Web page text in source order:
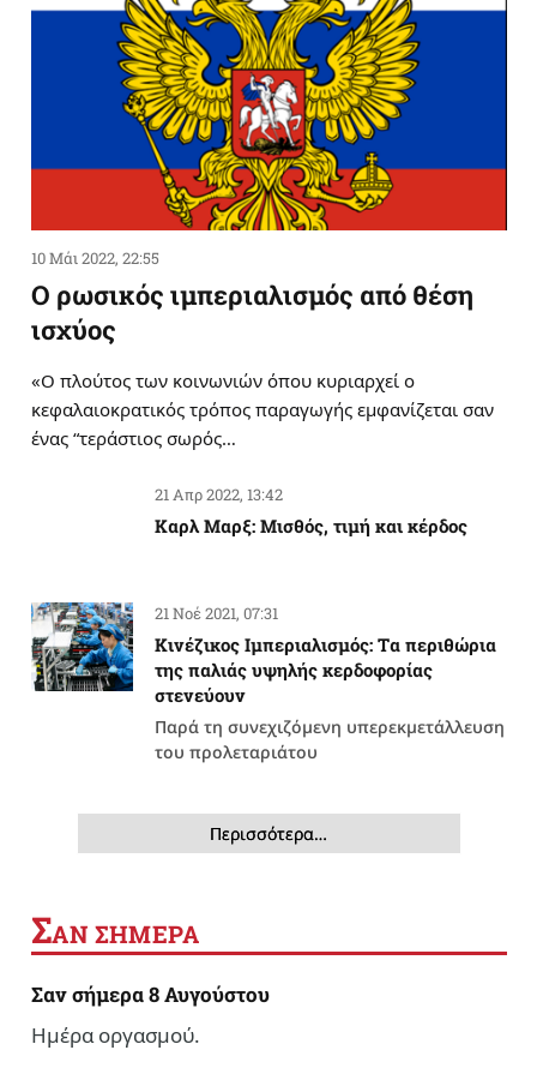
10 Μάι 2022, 22:55
Ο ρωσικός ιμπεριαλισμός από θέση
ισχύος
«Ο πλούτος των κοινωνιών όπου κυριαρχεί ο
κεφαλαιοκρατικός τρόπος παραγωγής εμφανίζεται σαν
ένας “τεράστιος σωρός…
21 Απρ 2022, 13:42
Καρλ Μαρξ: Μισθός, τιμή και κέρδος
21 Νοέ 2021, 07:31
Κινέζικος Ιμπεριαλισμός: Tα περιθώρια
της παλιάς υψηλής κερδοφορίας
στενεύουν
Παρά τη συνεχιζόμενη υπερεκμετάλλευση
του προλεταριάτου
Περισσότερα…
ΣΑΝ ΣΗΜΕΡΑ
Σαν σήμερα 8 Αυγούστου
Ημέρα οργασμού.